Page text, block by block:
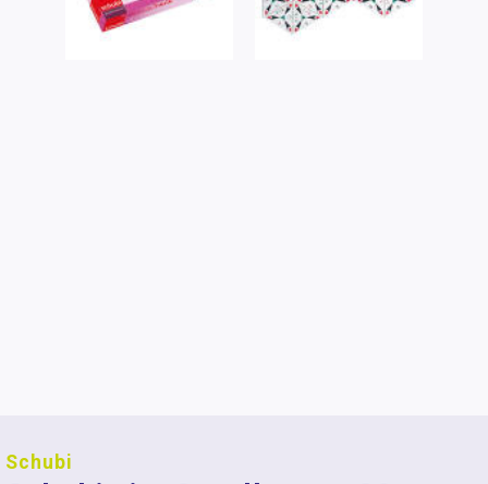
Schubi